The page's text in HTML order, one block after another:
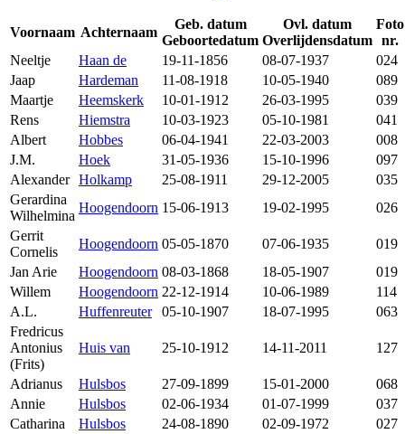
Voornaam Achternaam
Geb. datum
Geboortedatum
Ovl. datum
Overlijdensdatum
Foto
nr.
Neeltje
Haan de 19-11-1856 08-07-1937
024
Jaap
Hardeman 11-08-1918 10-05-1940
089
Maartje
Heemskerk 10-01-1912 26-03-1995
039
Rens
Hiemstra 10-03-1923 05-10-1981
041
Albert
Hobbes 06-04-1941 22-03-2003
008
J.M.
Hoek 31-05-1936 15-10-1996
097
Alexander Holkamp 25-08-1911 29-12-2005
035
Gerardina
Wilhelmina
Hoogendoorn 15-06-1913 19-02-1995
026
Gerrit
Cornelis
Hoogendoorn 05-05-1870 07-06-1935
019
Jan Arie
Hoogendoorn 08-03-1868 18-05-1907
019
Willem
Hoogendoorn 22-12-1914 10-06-1989
114
A.L.
Huffenreuter 05-10-1907 18-07-1995
063
Fredricus
Antonius
(Frits)
Huis van 25-10-1912 14-11-2011 127
Adrianus Hulsbos 27-09-1899 15-01-2000
068
Annie
Hulsbos 02-06-1934 01-07-1999
037
Catharina
Hulsbos 24-08-1890 02-09-1972
027